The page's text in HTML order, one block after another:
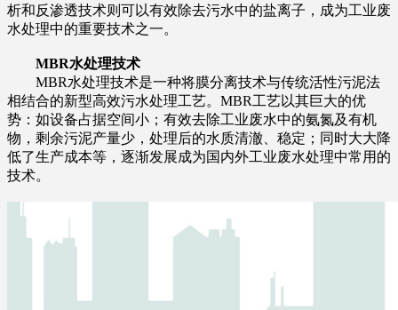
析和反渗透技术则可以有效除去污水中的盐离子，成为工业废
水处理中的重要技术之一。
MBR水处理技术
MBR水处理技术是一种将膜分离技术与传统活性污泥法
相结合的新型高效污水处理工艺。MBR工艺以其巨大的优
势：如设备占据空间小；有效去除工业废水中的氨氮及有机
物，剩余污泥产量少，处理后的水质清澈、稳定；同时大大降
低了生产成本等，逐渐发展成为国内外工业废水处理中常用的
技术。